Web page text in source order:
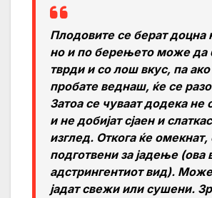
Плодовите се берат доцна
но и по берењето може да
тврди и со лош вкус, па ако
пробате веднаш, ќе се
Затоа се чуваат додека не
и не добијат сјаен и
изглед. Откога ќе омекнат,
подготвени за јадење (ова
адстрингентиот вид).
јадат свежи или сушени.